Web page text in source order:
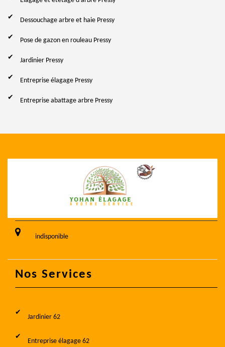
Dessouchage arbre et haie Pressy
Pose de gazon en rouleau Pressy
Jardinier Pressy
Entreprise élagage Pressy
Entreprise abattage arbre Pressy
indisponible
Nos Services
Jardinier 62
Entreprise élagage 62